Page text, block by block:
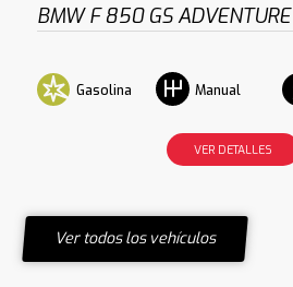
BMW F 850 GS ADVENTURE
Gasolina Manual
VER DETALLES
Ver todos los vehículos